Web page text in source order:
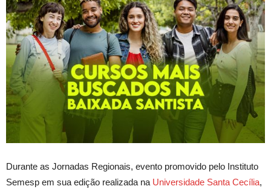
Durante as Jornadas Regionais, evento promovido pelo Instituto
Semesp em sua edição realizada na Universidade Santa Cecília,